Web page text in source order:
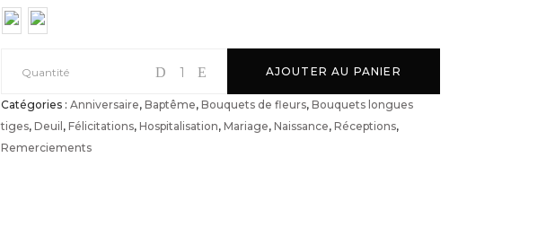
Bouquet
longues
Quantité AJOUTER AU PANIER
Catégories : Anniversaire, Baptême, Bouquets de fleurs, Bouquets longues
tiges, Deuil, Félicitations, Hospitalisation, Mariage, Naissance, Réceptions,
Remerciements